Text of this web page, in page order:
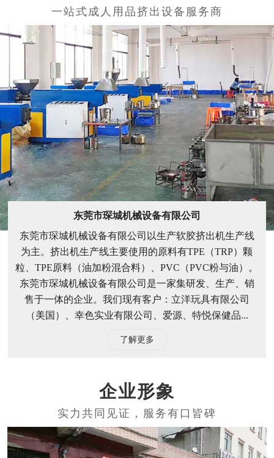
东莞市琛城机械设备有限公司
东莞市琛城机械设备有限公司以生产软胶挤出机生产线
为主。挤出机生产线主要使用的原料有TPE（TRP）颗
粒、TPE原料（油加粉混合料）、PVC（PVC粉与油）。
东莞市琛城机械设备有限公司是一家集研发、生产、销
售于一体的企业。我们现有客户：立洋玩具有限公司
（美国）、幸色实业有限公司、爱源、特悦保健品...
了解更多
企业形象